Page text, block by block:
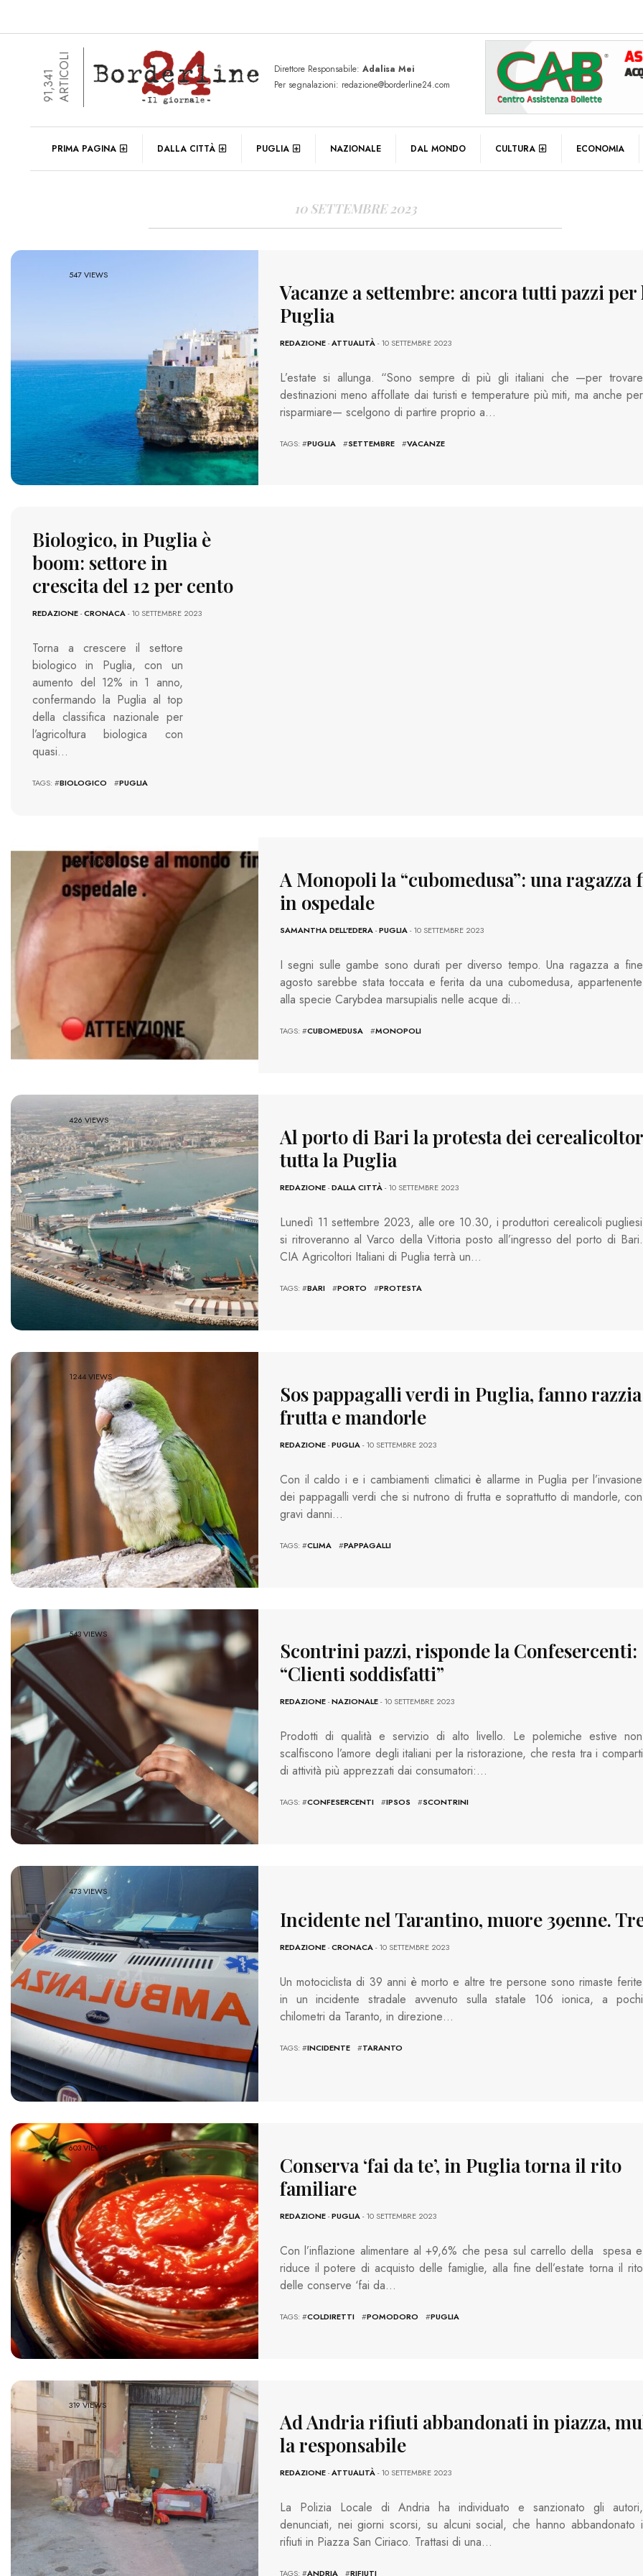
91,341ARTICOLI Direttore Responsabile: Adalisa Mei
Per segnalazioni: redazione@borderline24.com
PRIMA PAGINA DALLA CITTÀ PUGLIA NAZIONALE DAL MONDO CULTURA ECONOMIA
DAILY ARCHIVES
10 SETTEMBRE 2023
547 VIEWS
Vacanze a settembre: ancora tutti pazzi per
Puglia
REDAZIONE-ATTUALITÀ- 10 SETTEMBRE 2023
L’estate si allunga. “Sono sempre di più gli italiani che —per trovare
destinazioni meno affollate dai turisti e temperature più miti, ma anche per
risparmiare— scelgono di partire proprio a…
TAGS: #PUGLIA #SETTEMBRE #VACANZE
Biologico, in Puglia è
boom: settore in
crescita del 12 per cento
REDAZIONE-CRONACA- 10 SETTEMBRE 2023
Torna a crescere il settore
biologico in Puglia, con un
aumento del 12% in 1 anno,
confermando la Puglia al top
della classifica nazionale per
l’agricoltura biologica con
quasi…
TAGS: #BIOLOGICO #PUGLIA
4000 VIEWS
A Monopoli la “cubomedusa”: una ragazza
in ospedale
SAMANTHA DELL'EDERA-PUGLIA- 10 SETTEMBRE 2023
I segni sulle gambe sono durati per diverso tempo. Una ragazza a fine
agosto sarebbe stata toccata e ferita da una cubomedusa, appartenente
alla specie Carybdea marsupialis nelle acque di…
TAGS: #CUBOMEDUSA #MONOPOLI
426 VIEWS
Al porto di Bari la protesta dei
tutta la Puglia
REDAZIONE-DALLA CITTÀ- 10 SETTEMBRE 2023
Lunedì 11 settembre 2023, alle ore 10.30, i produttori cerealicoli pugliesi
si ritroveranno al Varco della Vittoria posto all’ingresso del porto di Bari.
CIA Agricoltori Italiani di Puglia terrà un…
TAGS: #BARI #PORTO #PROTESTA
1244 VIEWS
Sos pappagalli verdi in Puglia, fanno
frutta e mandorle
REDAZIONE-PUGLIA- 10 SETTEMBRE 2023
Con il caldo i e i cambiamenti climatici è allarme in Puglia per l’invasione
dei pappagalli verdi che si nutrono di frutta e soprattutto di mandorle, con
gravi danni…
TAGS: #CLIMA #PAPPAGALLI
543 VIEWS
Scontrini pazzi, risponde la Confesercenti:
“Clienti soddisfatti”
REDAZIONE-NAZIONALE- 10 SETTEMBRE 2023
Prodotti di qualità e servizio di alto livello. Le polemiche estive non
scalfiscono l’amore degli italiani per la ristorazione, che resta tra i comparti
di attività più apprezzati dai consumatori:…
TAGS: #CONFESERCENTI #IPSOS #SCONTRINI
473 VIEWS
Incidente nel Tarantino, muore 39enne.
REDAZIONE-CRONACA- 10 SETTEMBRE 2023
Un motociclista di 39 anni è morto e altre tre persone sono rimaste ferite
in un incidente stradale avvenuto sulla statale 106 ionica, a pochi
chilometri da Taranto, in direzione…
TAGS: #INCIDENTE #TARANTO
603 VIEWS
Conserva ‘fai da te’, in Puglia torna il rito
familiare
REDAZIONE-PUGLIA- 10 SETTEMBRE 2023
Con l’inflazione alimentare al +9,6% che pesa sul carrello della spesa e
riduce il potere di acquisto delle famiglie, alla fine dell’estate torna il rito
delle conserve ‘fai da…
TAGS: #COLDIRETTI #POMODORO #PUGLIA
319 VIEWS
Ad Andria rifiuti abbandonati in piazza,
la responsabile
REDAZIONE-ATTUALITÀ- 10 SETTEMBRE 2023
La Polizia Locale di Andria ha individuato e sanzionato gli autori,
denunciati, nei giorni scorsi, su alcuni social, che hanno abbandonato i
rifiuti in Piazza San Ciriaco. Trattasi di una…
TAGS: #ANDRIA #RIFIUTI